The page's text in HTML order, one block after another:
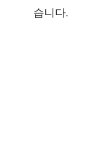
습니다.